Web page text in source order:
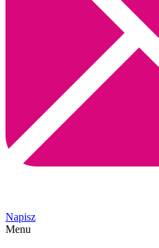
Napisz
Menu